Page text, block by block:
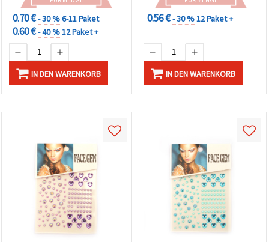
0.70 €- 30 %6-11 Paket
0.60 €- 40 %12 Paket +
IN DEN WARENKORB
0.56 €- 30 %12 Paket +
IN DEN WARENKORB